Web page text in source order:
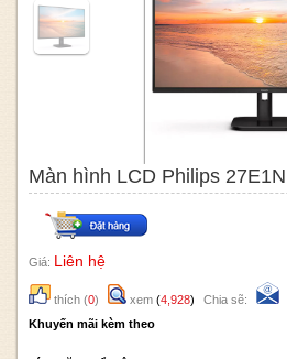
Màn hình LCD Philips
Giá: Liên hệ
thích (0) xem (4,928)
Chia sẽ:
Khuyến mãi kèm theo